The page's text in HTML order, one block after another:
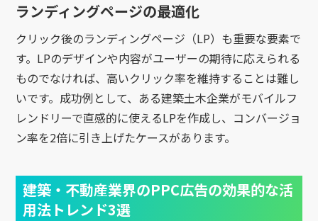
ランディングページの最適化
クリック後のランディングページ（LP）も重要な要素で
す。LPのデザインや内容がユーザーの期待に応えられる
ものでなければ、高いクリック率を維持することは難し
いです。成功例として、ある建築土木企業がモバイルフ
レンドリーで直感的に使えるLPを作成し、コンバージョ
ン率を2倍に引き上げたケースがあります。
建築・不動産業界のPPC広告の効果的な活
用法トレンド3選